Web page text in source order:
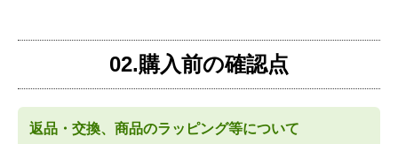
02.購入前の確認点
返品・交換、商品のラッピング等について